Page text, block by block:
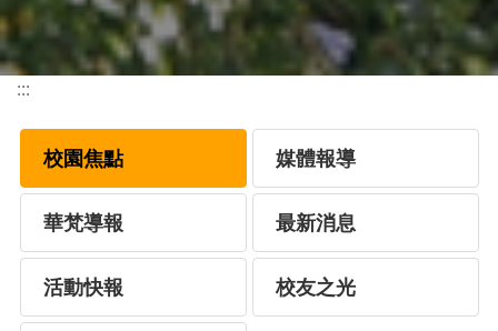
:::
校園焦點 媒體報導
華梵導報 最新消息
活動快報 校友之光